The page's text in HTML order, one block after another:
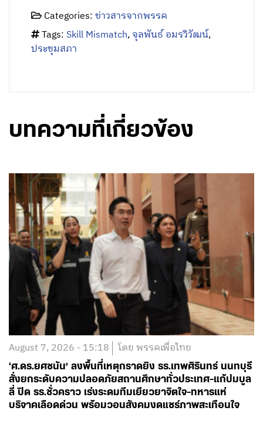
Categories:ข่าวสารจากพรรค
Tags: Skill Mismatch,จุลพันธ์ อมรวิวัฒน์,
ประชุมสภา
บทความที่เกี่ยวข้อง
August 7, 2026 - 15:18 โดย พรรคเพื่อไทย
‘ศ.ดร.ยศชนัน’ ลงพื้นที่เหตุกราดยิง รร.เทพศิรินทร์ นนทบุรี
สั่งยกระดับความปลอดภัยสถานศึกษาทั่วประเทศ-แก้ปมบูล
ลี่ ปิด รร.ชั่วคราว เร่งระดมทีมเยียวยาจิตใจ-ทหารแห่
บริจาคเลือดด่วน พร้อมวอนสังคมงดแชร์ภาพสะเทือนใจ